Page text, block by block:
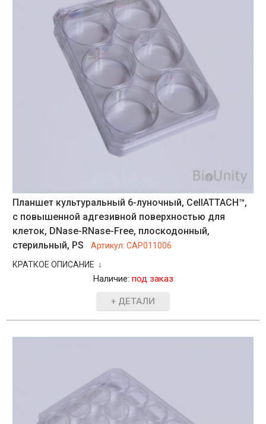
Планшет культуральный 6-луночный, CellATTACH™,
с повышенной адгезивной поверхностью для
клеток, DNase-RNase-Free, плоскодонный,
стерильный, PS
Артикул:CAP011006
КРАТКОЕ ОПИСАНИЕ ↓
Наличие: под заказ
+ ДЕТАЛИ